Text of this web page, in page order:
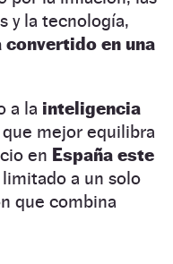
y la tecnología,
en una
a la inteligencia
mejor equilibra
en España este
a un solo
que combina